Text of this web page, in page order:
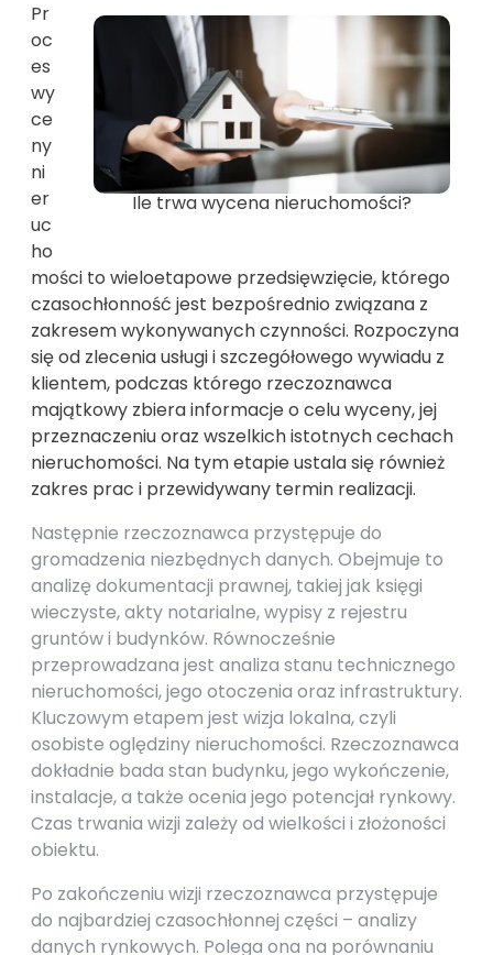
Ile trwa wycena nieruchomości?
Pr
oc
es
wy
ce
ny
ni
er
uc
ho
mości to wieloetapowe przedsięwzięcie, którego
czasochłonność jest bezpośrednio związana z
zakresem wykonywanych czynności. Rozpoczyna
się od zlecenia usługi i szczegółowego wywiadu z
klientem, podczas którego rzeczoznawca
majątkowy zbiera informacje o celu wyceny, jej
przeznaczeniu oraz wszelkich istotnych cechach
nieruchomości. Na tym etapie ustala się również
zakres prac i przewidywany termin realizacji.
Następnie rzeczoznawca przystępuje do
gromadzenia niezbędnych danych. Obejmuje to
analizę dokumentacji prawnej, takiej jak księgi
wieczyste, akty notarialne, wypisy z rejestru
gruntów i budynków. Równocześnie
przeprowadzana jest analiza stanu technicznego
nieruchomości, jego otoczenia oraz infrastruktury.
Kluczowym etapem jest wizja lokalna, czyli
osobiste oględziny nieruchomości. Rzeczoznawca
dokładnie bada stan budynku, jego wykończenie,
instalacje, a także ocenia jego potencjał rynkowy.
Czas trwania wizji zależy od wielkości i złożoności
obiektu.
Po zakończeniu wizji rzeczoznawca przystępuje
do najbardziej czasochłonnej części – analizy
danych rynkowych. Polega ona na porównaniu